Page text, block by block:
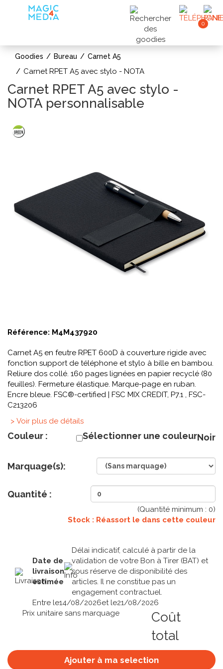
0
Goodies Bureau Carnet A5
Carnet RPET A5 avec stylo - NOTA
Carnet RPET A5 avec stylo -
NOTA personnalisable
Référence: M4M437920
Carnet A5 en feutre RPET 600D à couverture rigide avec
fonction support de téléphone et stylo à bille en bambou.
Reliure dos collé. 160 pages lignées en papier recyclé (80
feuilles). Fermeture élastique. Marque-page en ruban.
Encre bleue. FSC®-certified | FSC MIX CREDIT, P7.1 , FSC-
C213206
> Voir plus de détails
Couleur : Sélectionner une couleurNoir
Marquage(s):
Quantité :
(Quantité minimum : 0)
Stock : Réassort le dans cette couleur
Date de
livraison
estimée
Délai indicatif, calculé à partir de la
validation de votre Bon à Tirer (BAT) et
sous réserve de disponibilité des
articles. Il ne constitue pas un
engagement contractuel.
Entre le14/08/2026et le21/08/2026
Prix unitaire sans marquage
Coût
total
Ajouter à ma selection